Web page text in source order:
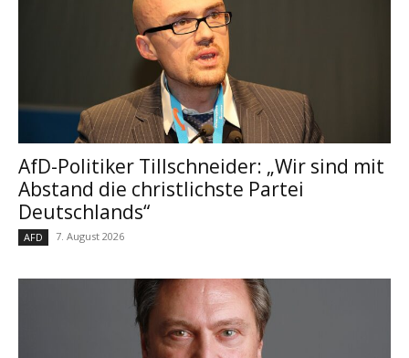
AfD-Politiker Tillschneider: „Wir sind mit
Abstand die christlichste Partei
Deutschlands“
AFD 7. August 2026